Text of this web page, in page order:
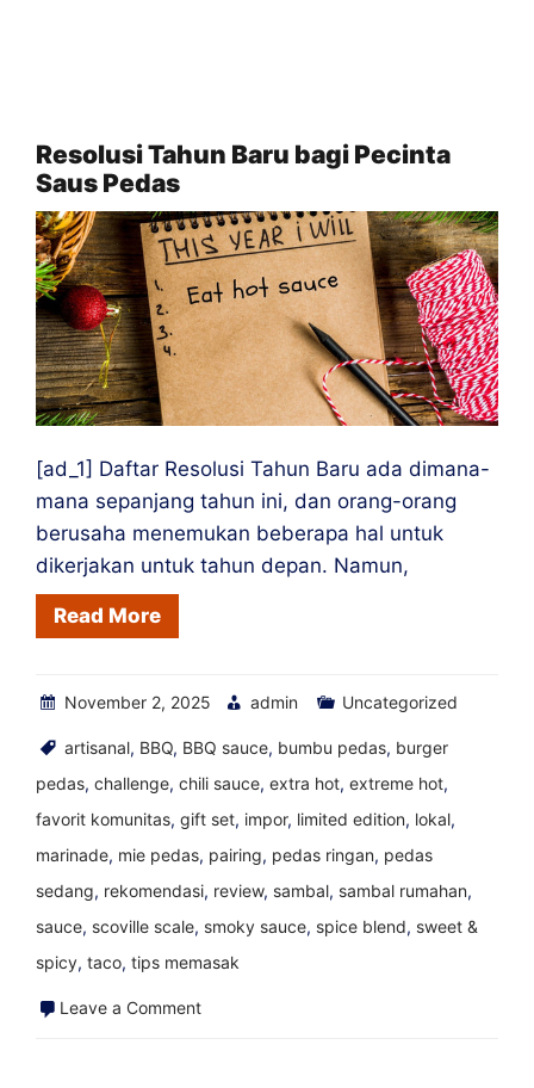
Pedas
Kantor
Anda
Resolusi Tahun Baru bagi Pecinta
Saus Pedas
[ad_1] Daftar Resolusi Tahun Baru ada dimana-
mana sepanjang tahun ini, dan orang-orang
berusaha menemukan beberapa hal untuk
dikerjakan untuk tahun depan. Namun,
Read More
November 2, 2025 admin Uncategorized
artisanal, BBQ, BBQ sauce, bumbu pedas, burger
pedas, challenge, chili sauce, extra hot, extreme hot,
favorit komunitas, gift set, impor, limited edition, lokal,
marinade, mie pedas, pairing, pedas ringan, pedas
sedang, rekomendasi, review, sambal, sambal rumahan,
sauce, scoville scale, smoky sauce, spice blend, sweet &
spicy, taco, tips memasak
Leave a Commenton